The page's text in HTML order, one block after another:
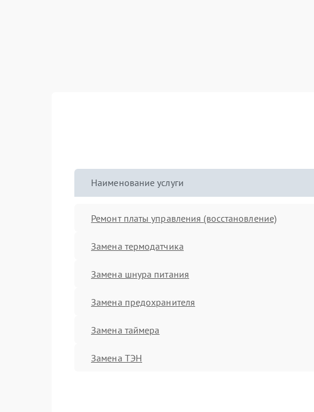
Наименование услуги
Ремонт платы управления (восстановление)
Замена термодатчика
Замена шнура питания
Замена предохранителя
Замена таймера
Замена ТЭН